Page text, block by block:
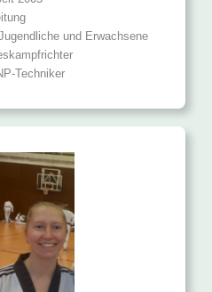
und Erwachsene
Techniker